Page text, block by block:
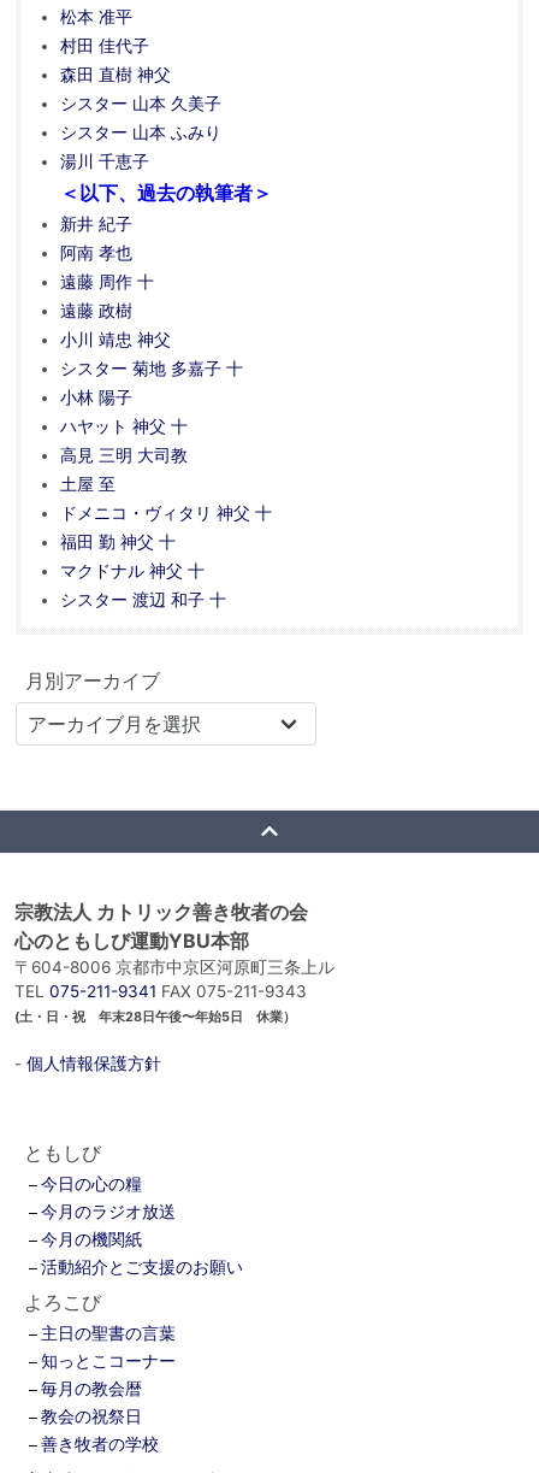
松本 准平
村田 佳代子
森田 直樹 神父
シスター 山本 久美子
シスター 山本 ふみり
湯川 千恵子
＜以下、過去の執筆者＞
新井 紀子
阿南 孝也
遠藤 周作 十
遠藤 政樹
小川 靖忠 神父
シスター 菊地 多嘉子 十
小林 陽子
ハヤット 神父 十
高見 三明 大司教
土屋 至
ドメニコ・ヴィタリ 神父 十
福田 勤 神父 十
マクドナル 神父 十
シスター 渡辺 和子 十
月別アーカイブ
宗教法人 カトリック善き牧者の会
心のともしび運動YBU本部
〒604-8006 京都市中京区河原町三条上ル
TEL 075-211-9341 FAX 075-211-9343
(土・日・祝 年末28日午後〜年始5日 休業）
- 個人情報保護方針
ともしび
今日の心の糧
今月のラジオ放送
今月の機関紙
活動紹介とご支援のお願い
よろこび
主日の聖書の言葉
知っとこコーナー
毎月の教会暦
教会の祝祭日
善き牧者の学校